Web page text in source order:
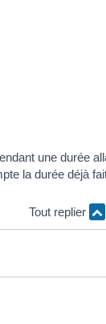
une durée
la durée déjà
Tout replier